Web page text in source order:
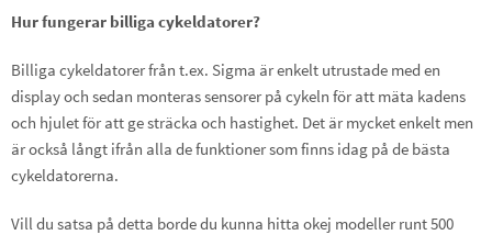
Hur fungerar billiga cykeldatorer?
Billiga cykeldatorer från t.ex. Sigma är enkelt utrustade med en
display och sedan monteras sensorer på cykeln för att mäta kadens
och hjulet för att ge sträcka och hastighet. Det är mycket enkelt men
är också långt ifrån alla de funktioner som finns idag på de bästa
cykeldatorerna.
Vill du satsa på detta borde du kunna hitta okej modeller runt 500